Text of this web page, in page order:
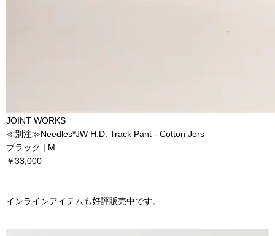
JOINT WORKS
≪別注≫Needles*JW H.D. Track Pant - Cotton Jers
ブラック | M
￥33,000
インラインアイテムも好評販売中です。